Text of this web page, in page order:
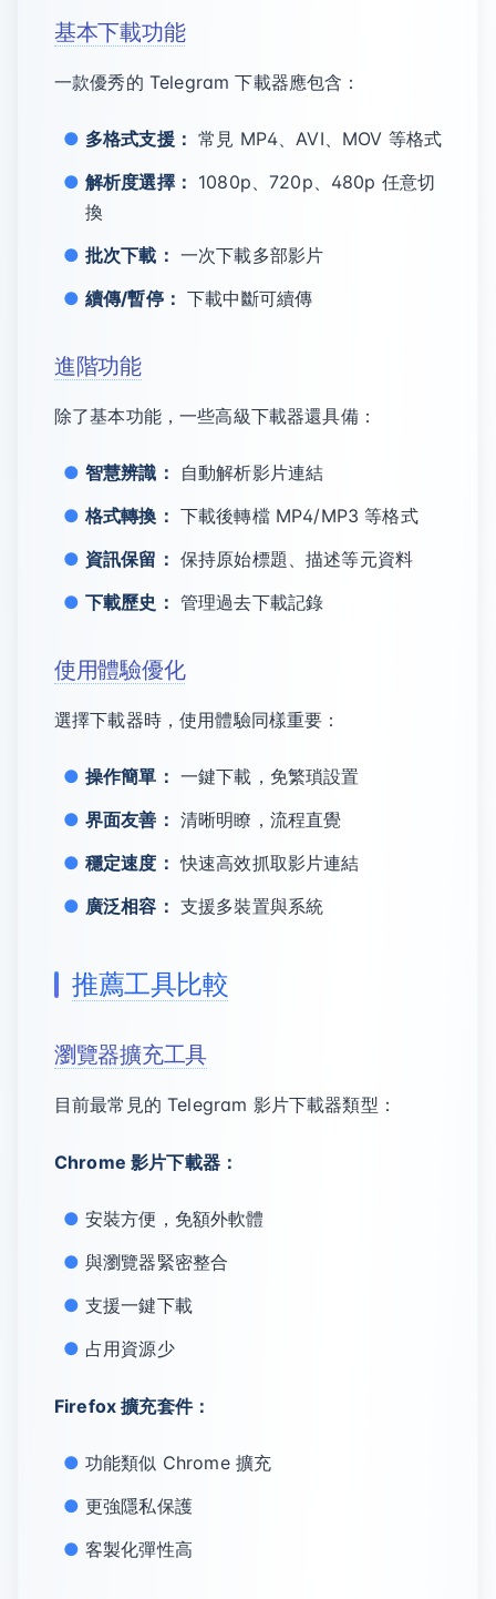
基本下載功能
一款優秀的 Telegram 下載器應包含：
多格式支援： 常見 MP4、AVI、MOV 等格式
解析度選擇： 1080p、720p、480p 任意切
換
批次下載： 一次下載多部影片
續傳/暫停： 下載中斷可續傳
進階功能
除了基本功能，一些高級下載器還具備：
智慧辨識：
自動解析影片連結
格式轉換： 下載後轉檔 MP4/MP3 等格式
資訊保留： 保持原始標題、描述等元資料
下載歷史： 管理過去下載記錄
使用體驗優化
選擇下載器時，使用體驗同樣重要：
操作簡單： 一鍵下載，免繁瑣設置
界面友善： 清晰明瞭，流程直覺
穩定速度： 快速高效抓取影片連結
廣泛相容： 支援多裝置與系統
推薦工具比較
瀏覽器擴充工具
目前最常見的 Telegram 影片下載器類型：
Chrome 影片下載器：
安裝方便，免額外軟體
與瀏覽器緊密整合
支援一鍵下載
占用資源少
Firefox 擴充套件：
功能類似 Chrome 擴充
更強隱私保護
客製化彈性高